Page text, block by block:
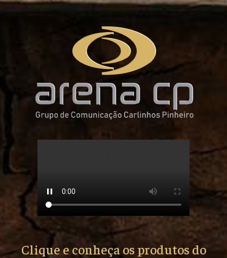
Clique e conheça os produtos do